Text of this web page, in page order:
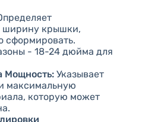
ширину крышки,
сформировать.
- 18-24 дюйма для
Мощность:Указывает
максимальную
которую может